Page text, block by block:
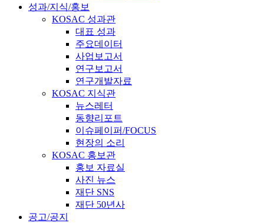
성과/지식/홍보
KOSAC 성과관
대표 성과
주요데이터
사업보고서
연구보고서
연구개발자료
KOSAC 지식관
뉴스레터
동향리포트
이슈페이퍼/FOCUS
현장의 소리
KOSAC 홍보관
홍보 자료실
사진 뉴스
재단 SNS
재단 50년사
공고/공지